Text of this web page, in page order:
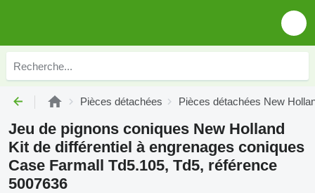
Pièces détachées Pièces détachées New
Jeu de pignons coniques New Holland
Kit de différentiel à engrenages coniques
Case Farmall Td5.105, Td5, référence
5007636